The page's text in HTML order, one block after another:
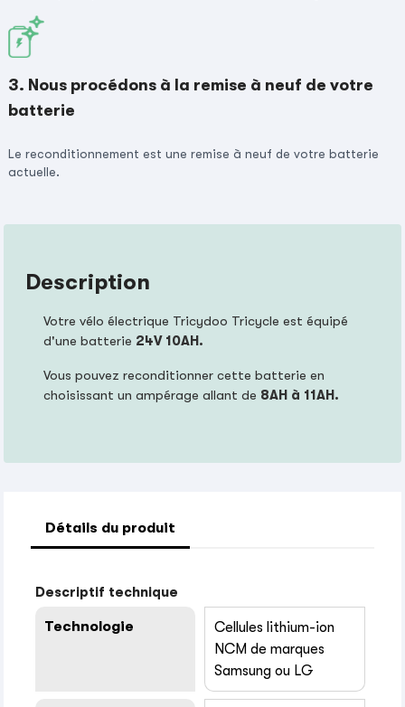
3. Nous procédons à la remise à neuf de votre
batterie
Le reconditionnement est une remise à neuf de votre batterie
actuelle.
Description
Votre vélo électrique Tricydoo Tricycle est équipé
d'une batterie 24V 10AH.
Vous pouvez reconditionner cette batterie en
choisissant un ampérage allant de 8AH à 11AH.
Détails du produit
Descriptif technique
Technologie
Cellules lithium-ion
NCM de marques
Samsung ou LG